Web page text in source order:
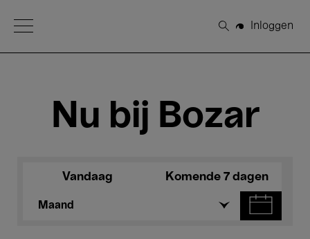
Open Menu
Zoeken
Inloggen
Nu bij Bozar
Vandaag Komende 7 dagen
Maand